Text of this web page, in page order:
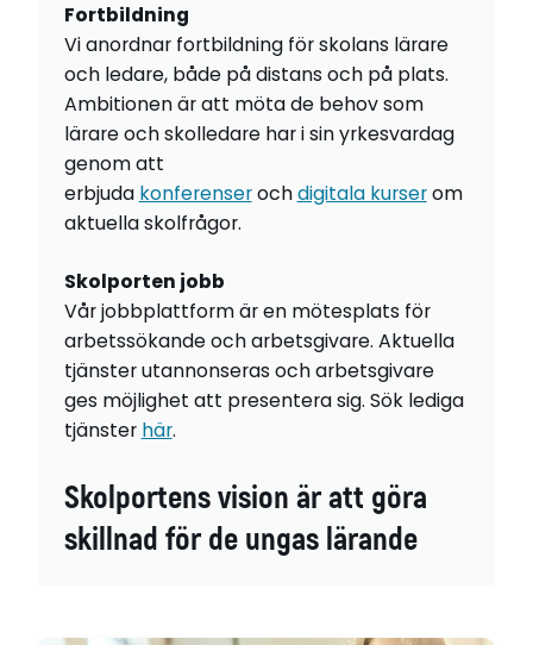
Fortbildning
Vi anordnar fortbildning för skolans lärare
och ledare, både på distans och på plats.
Ambitionen är att möta de behov som
lärare och skolledare har i sin yrkesvardag
genom att
erbjuda konferenserochdigitala kurserom
aktuella skolfrågor.
Skolporten jobb
Vår jobbplattform är en mötesplats för
arbetssökande och arbetsgivare. Aktuella
tjänster utannonseras och arbetsgivare
ges möjlighet att presentera sig. Sök lediga
tjänster här.
Skolportens vision är att göra
skillnad för de ungas lärande